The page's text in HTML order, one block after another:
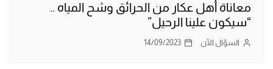
معاناة أهل عكار من الحرائق وشح المياه ..
“سيكون علينا الرحيل”
السؤال الآن 14/09/2023